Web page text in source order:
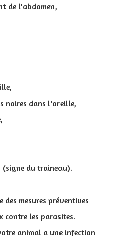
de l'abdomen,
noires dans l'oreille,
(signe du traineau).
mesures préventives
contre les parasites.
animal a une infection